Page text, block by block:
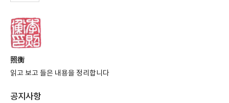
照衡
읽고 보고 들은 내용을 정리합니다
공지사항